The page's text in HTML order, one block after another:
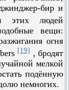
бир и
этих людей
вещи:
огня
[19] , бродят
мелкой
подённую
немногих.